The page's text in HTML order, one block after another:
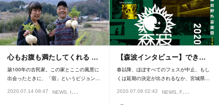
心もお腹も満たしてくれる …
築100年の古民家。この家とここの風景に
出会ったときに、「宿」というビジョン…
2020.07.14 08:47 NEWS INTERVIEW FEATURE
【森波インタビュー】でき…
春以降、ほぼすべてのフェスが中止、もし
くは延期の決定が出されるなか、宮城県…
2020.07.08 02:42 NEWS FESTIVAL